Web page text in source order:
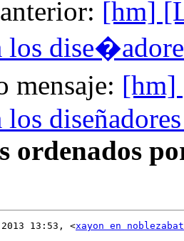
[hm]
los
[hm]
ordenados
13:53, <xayon en